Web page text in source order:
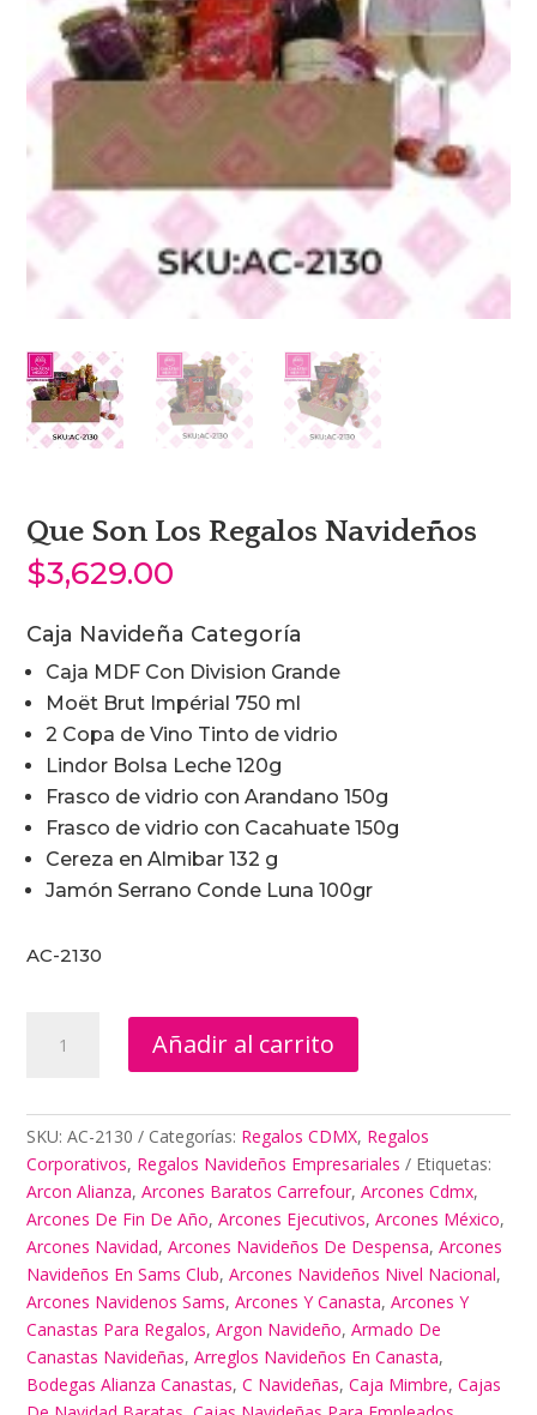
Que Son Los Regalos Navideños
$3,629.00
Caja Navideña Categoría
Caja MDF Con Division Grande
Moët Brut Impérial 750 ml
2 Copa de Vino Tinto de vidrio
Lindor Bolsa Leche 120g
Frasco de vidrio con Arandano 150g
Frasco de vidrio con Cacahuate 150g
Cereza en Almibar 132 g
Jamón Serrano Conde Luna 100gr
AC-2130
Navideños
cantidad
Añadir al carrito
SKU:AC-2130 Categorías: Regalos CDMX, Regalos
Corporativos, Regalos Navideños Empresariales
Etiquetas:
Arcon Alianza,Arcones Baratos Carrefour,Arcones Cdmx,
Arcones De Fin De Año,Arcones Ejecutivos,Arcones México,
Arcones Navidad,Arcones Navideños De Despensa,Arcones
Navideños En Sams Club,Arcones Navideños Nivel Nacional,
Arcones Navidenos Sams,Arcones Y Canasta,Arcones Y
Canastas Para Regalos,Argon Navideño,Armado De
Canastas Navideñas,Arreglos Navideños En Canasta,
Bodegas Alianza Canastas,C Navideñas,Caja Mimbre,Cajas